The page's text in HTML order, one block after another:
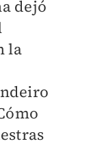
dejó
la